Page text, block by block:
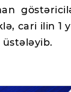
cari ilin 1